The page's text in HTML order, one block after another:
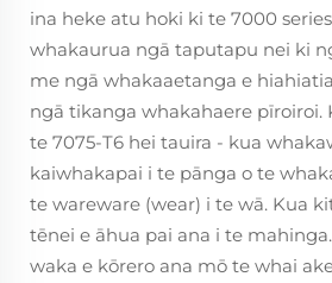
ina heke atu hoki ki te 7000
whakaurua ngā taputapu nei ki
me ngā whakaaetanga e
ngā tikanga whakahaere pīroiroi.
te 7075-T6 hei tauira - kua
kaiwhakapai i te pānga o te
te wareware (wear) i te wā. Kua
tēnei e āhua pai ana i te
waka e kōrero ana mō te whai